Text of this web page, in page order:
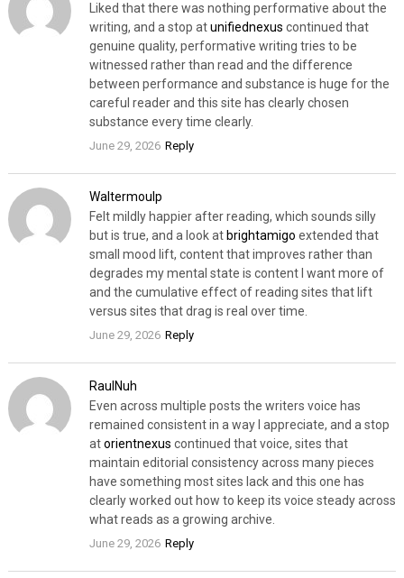
Liked that there was nothing performative about the
writing, and a stop atunifiednexus continued that
genuine quality, performative writing tries to be
witnessed rather than read and the difference
between performance and substance is huge for the
careful reader and this site has clearly chosen
substance every time clearly.
June 29, 2026 Reply
Waltermoulp
Felt mildly happier after reading, which sounds silly
but is true, and a look at brightamigo extended that
small mood lift, content that improves rather than
degrades my mental state is content I want more of
and the cumulative effect of reading sites that lift
versus sites that drag is real over time.
June 29, 2026 Reply
RaulNuh
Even across multiple posts the writers voice has
remained consistent in a way I appreciate, and a stop
atorientnexus continued that voice, sites that
maintain editorial consistency across many pieces
have something most sites lack and this one has
clearly worked out how to keep its voice steady across
what reads as a growing archive.
June 29, 2026 Reply